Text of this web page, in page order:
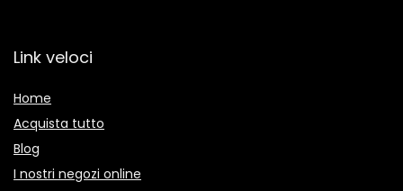
Link veloci
Home
Acquista tutto
Blog
I nostri negozi online